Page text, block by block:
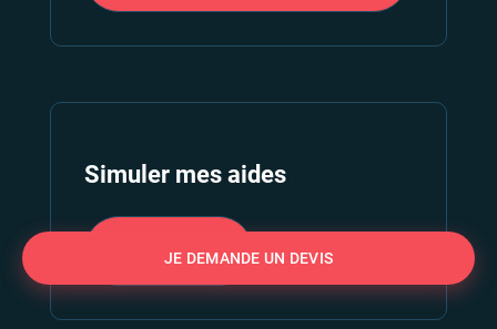
JE DEMANDE UN DEVIS
Simuler mes aides
Aides2026